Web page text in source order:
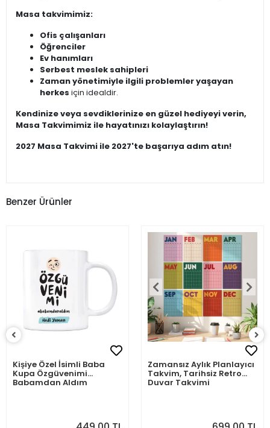
Masa takvimimiz:
Ofis çalışanları
Öğrenciler
Ev hanımları
Serbest meslek sahipleri
Zaman yönetimiyle ilgili problemler yaşayan
herkes için idealdir.
Kendinize veya sevdiklerinize en güzel hediyeyi verin,
Masa Takvimimiz ile hayatınızı kolaylaştırın!
2027 Masa Takvimi ile 2027'te başarıya adım atın!
Benzer Ürünler
Kişiye Özel İsimli Baba
Kupa Özgüvenimi
Babamdan Aldım
Zamansız Aylık Planlayıcı
Takvim, Tarihsiz Retro
Duvar Takvimi